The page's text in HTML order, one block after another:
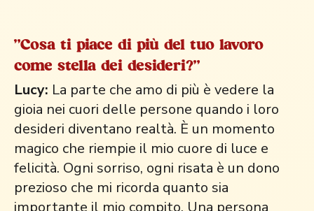
"Cosa ti piace di più del tuo lavoro
come stella dei desideri?"
Lucy: La parte che amo di più è vedere la
gioia nei cuori delle persone quando i loro
desideri diventano realtà. È un momento
magico che riempie il mio cuore di luce e
felicità. Ogni sorriso, ogni risata è un dono
prezioso che mi ricorda quanto sia
importante il mio compito. Una persona